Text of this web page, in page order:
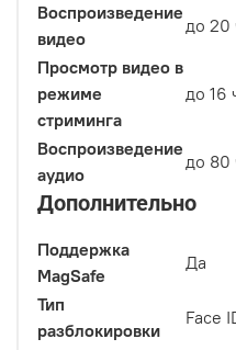
Воспроизведение
видео
до 20
Просмотр видео в
режиме
стриминга
до 16
Воспроизведение
аудио
до 80
Дополнительно
Поддержка
MagSafe
Да
Тип
разблокировки
Face